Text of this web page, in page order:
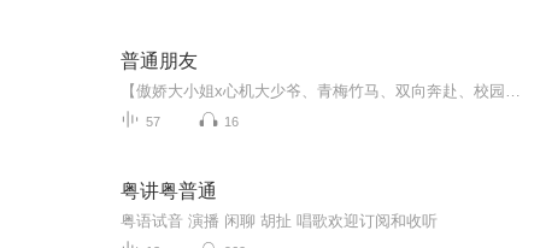
普通朋友
57 16
粤讲粤普通
粤语试音 演播 闲聊 胡扯 唱歌欢迎订阅和收听